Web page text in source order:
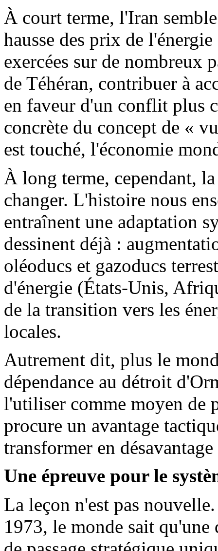
À court terme, l'Iran
hausse des prix de
exercées sur de nombreux
de Téhéran, contribuer à
en faveur d'un conflit plus
concrète du concept de «
est touché, l'économie
À long terme, cependant,
changer. L'histoire nous
entraînent une adaptation
dessinent déjà :
oléoducs et gazoducs
d'énergie (États-Unis,
de la transition vers les
locales.
Autrement dit, plus le
dépendance au détroit
l'utiliser comme moyen de
procure un avantage
transformer en
Une épreuve pour le
La leçon n'est pas
1973, le monde sait qu'une